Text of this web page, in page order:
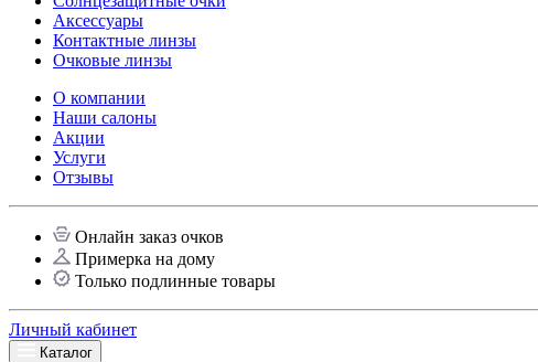
Аксессуары
Контактные линзы
Очковые линзы
О компании
Наши салоны
Акции
Услуги
Отзывы
Онлайн заказ очков
Примерка на дому
Только подлинные товары
Личный кабинет
Каталог